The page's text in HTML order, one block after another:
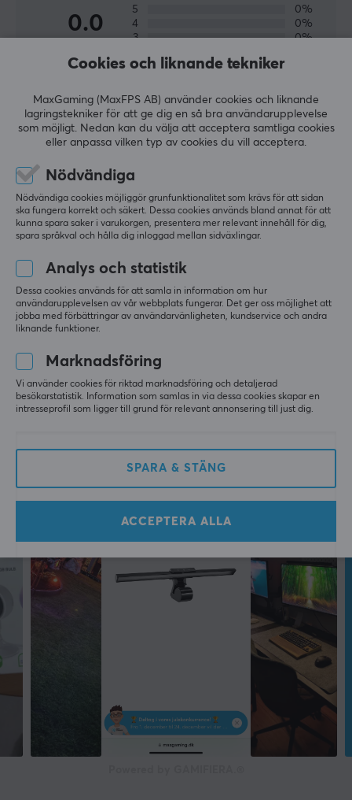
Xiaomi är för närvarande världens fjärde största
smarttelefonmärke och har etablerat världens största
konsument-IoT-plattform, med mer än 213,2 miljoner
datorer) anslutna till dess plattform. För närvarande
finns Xiaomi-produkter i mer än 90 länder och regioner
runt om i världen och har ett ledande fotfäste på
SPECIFIKATIONER
EGENSKAPER
Vit
GARANTI
1 års garanti
0.0
Baserat på 0 recensioner
5
0%
4
0%
3
0%
1
LÄMNA RECENSION
Mer från vårt Community
Cookies och liknande tekniker
MaxGaming (MaxFPS AB) använder cookies och liknande
lagringstekniker för att ge dig en så bra användarupplevelse
som möjligt. Nedan kan du välja att acceptera samtliga cookies
eller anpassa vilken typ av cookies du vill acceptera.
Nödvändiga
Nödvändiga cookies möjliggör grunfunktionalitet som krävs för att sidan
ska fungera korrekt och säkert. Dessa cookies används bland annat för att
kunna spara saker i varukorgen, presentera mer relevant innehåll för dig,
spara språkval och hålla dig inloggad mellan sidväxlingar.
Analys och statistik
Dessa cookies används för att samla in information om hur
användarupplevelsen av vår webbplats fungerar. Det ger oss möjlighet att
jobba med förbättringar av användarvänligheten, kundservice och andra
liknande funktioner.
Marknadsföring
Vi använder cookies för riktad marknadsföring och detaljerad
besökarstatistik. Information som samlas in via dessa cookies skapar en
intresseprofil som ligger till grund för relevant annonsering till just dig.
SPARA & STÄNG
ACCEPTERA ALLA